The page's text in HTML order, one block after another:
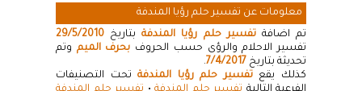
معلومات عن تفسير حلم رؤيا المندفة
تم اضافةتفسير حلم رؤيا المندفةبتاريخ 29/5/2010
تفسير الاحلام والرؤى حسب الحروف بحرف الميم وتم
تحديثة بتاريخ 7/4/2017
.
كذلك يقعتفسير حلم رؤيا المندفةتحت التصنيفات